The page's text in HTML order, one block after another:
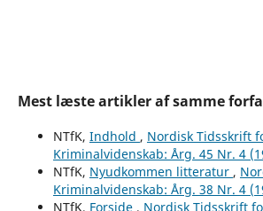
Mest læste artikler af samme
NTfK, Indhold , Nordisk Tidsskrift
Kriminalvidenskab: Årg. 45 Nr. 4
NTfK, Nyudkommen litteratur ,
Kriminalvidenskab: Årg. 38 Nr. 4
NTfK, Forside , Nordisk Tidsskrift